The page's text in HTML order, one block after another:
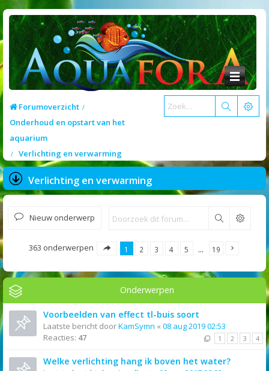
Forumoverzicht
Onderhoud en opstart van het
aquarium
Verlichting en verwarming
Verlichting en verwarming
Nieuw onderwerp Zoek
363 onderwerpen 1 2 3 4 5 … 19
Onderwerpen
Voorbeelden van effect tl-buis soort
Laatste bericht doorKamSymn « 08 aug 2019 02:53
Reacties: 47 1 2 3 4
Welke verlichting hang ik boven het water?